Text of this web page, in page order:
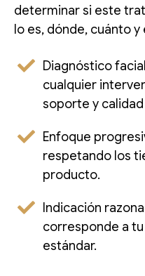
determinar si este
lo es, dónde, cuánto
Diagnóstico
cualquier
soporte y
Enfoque
respetando los
producto.
Indicación
corresponde a
estándar.